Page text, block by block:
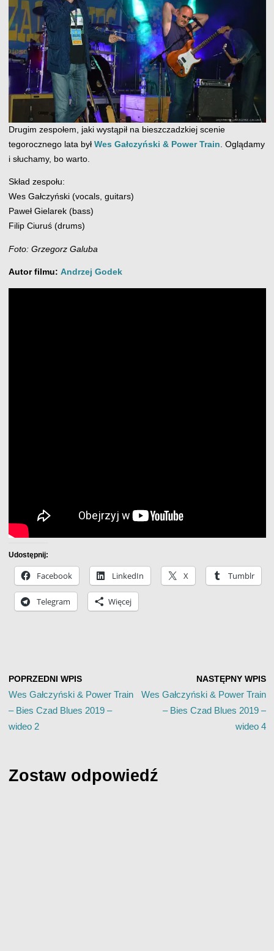
Drugim zespołem, jaki wystąpił na bieszczadzkiej scenie
tegorocznego lata był Wes Gałczyński & Power Train . Oglądamy
i słuchamy, bo warto.
Skład zespołu:
Wes Gałczyński (vocals, guitars)
Paweł Gielarek (bass)
Filip Ciuruś (drums)
Foto: Grzegorz Galuba
Autor filmu: Andrzej Godek
Udostępnij:
Facebook LinkedIn X Tumblr
Telegram Więcej
POPRZEDNI WPIS
Wes Gałczyński & Power Train
– Bies Czad Blues 2019 –
wideo 2
NASTĘPNY WPIS
Wes Gałczyński & Power Train
– Bies Czad Blues 2019 –
wideo 4
Zostaw odpowiedź